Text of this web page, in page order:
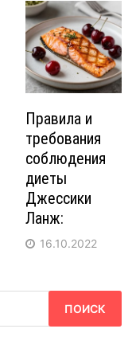
Правила и
требования
соблюдения
диеты
Джессики
Ланж:
16.10.2022